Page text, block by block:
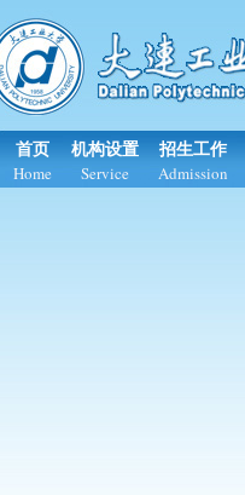
首页
Home
机构设置
Service
招生工作
Admission